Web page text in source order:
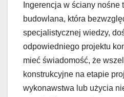
Ingerencja w ściany nośne
budowlana, która
specjalistycznej wiedzy,
odpowiedniego projektu
mieć świadomość, że
konstrukcyjne na etapie
wykonawstwa lub użycia